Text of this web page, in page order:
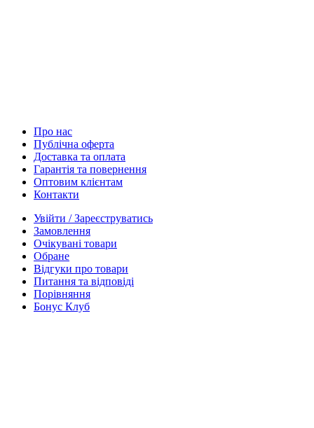
Про нас
Публічна оферта
Доставка та оплата
Гарантія та повернення
Оптовим клієнтам
Контакти
Увійти / Зареєструватись
Замовлення
Очікувані товари
Обране
Відгуки про товари
Питання та відповіді
Порівняння
Бонус Клуб